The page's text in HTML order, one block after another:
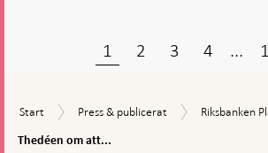
1 2 3 4 ...
Start
Start
Press
publicerat
Press & publicerat
Riksbanken
Riksbanken
Thedéen om att...